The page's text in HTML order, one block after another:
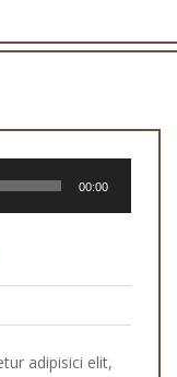
00:00
adipisici elit,